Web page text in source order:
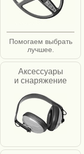
Помогаем выбрать
лучшее.
Аксессуары
и снаряжение